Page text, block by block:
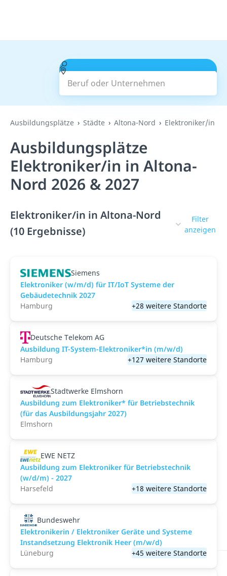
Beruf oder Unternehmen
Suchen
Ausbildungsplätze Städte Altona-Nord Elektroniker/in
Ausbildungsplätze
Elektroniker/in in Altona-
Nord 2026 & 2027
Elektroniker/in in Altona-Nord
(10 Ergebnisse)
Filter
anzeigen
Siemens
Elektroniker (w/m/d) für IT/IoT Systeme der
Gebäudetechnik 2027
Hamburg
+28 weitere Standorte
Deutsche Telekom AG
Ausbildung IT-System-Elektroniker*in (m/w/d)
Hamburg
+127 weitere Standorte
Stadtwerke Elmshorn
Ausbildung zum Elektroniker* für Betriebstechnik
(für das Ausbildungsjahr 2027)
Elmshorn
EWE NETZ
Ausbildung zum Elektroniker für Betriebstechnik
(w/d/m) - 2027
Harsefeld
+18 weitere Standorte
Bundeswehr
Elektronikerin / Elektroniker Geräte und Systeme
Instandsetzung Elektronik Heer (m/w/d)
Lüneburg
+45 weitere Standorte